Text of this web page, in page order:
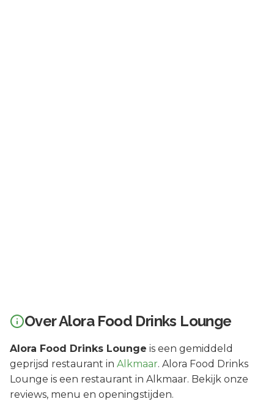
OverAlora Food Drinks Lounge
Alora Food Drinks Lounge is een gemiddeld
geprijsd restaurant in Alkmaar. Alora Food Drinks
Lounge is een restaurant in Alkmaar. Bekijk onze
reviews, menu en openingstijden.